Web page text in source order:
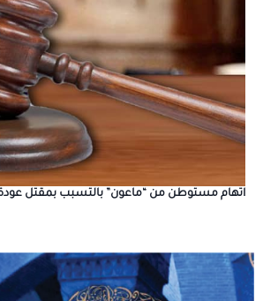
اتهام مستوطن من “ماعون” بالتسبب بمقتل عودة